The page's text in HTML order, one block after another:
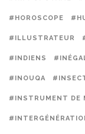
#HOROSCOPE
#ILLUSTRATEUR
#INDIENS
#INOUQA
#INSTRUMENT DE